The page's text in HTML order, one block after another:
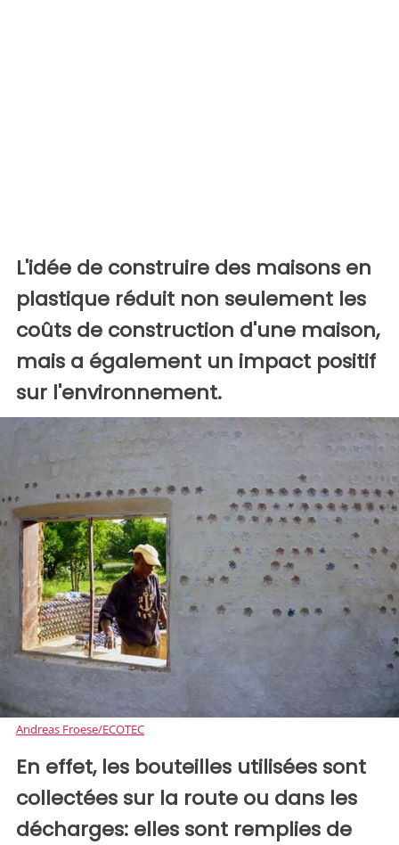
L'idée de construire des maisons en
plastique réduit non seulement les
coûts de construction d'une maison,
mais a également un impact positif
sur l'environnement.
Andreas Froese/ECOTEC
En effet, les bouteilles utilisées sont
collectées sur la route ou dans les
décharges: elles sont remplies de